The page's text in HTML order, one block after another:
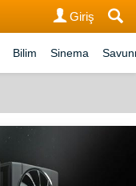
Giriş
Bilim Sinema